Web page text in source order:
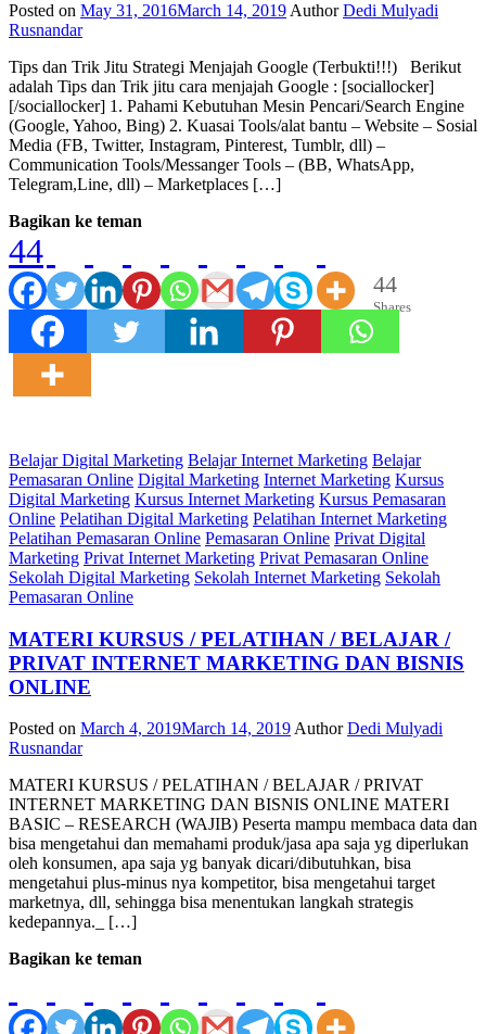
Posted on May 31, 2016March 14, 2019 Author Dedi Mulyadi
Rusnandar
Tips dan Trik Jitu Strategi Menjajah Google (Terbukti!!!) Berikut
adalah Tips dan Trik jitu cara menjajah Google : [sociallocker]
[/sociallocker] 1. Pahami Kebutuhan Mesin Pencari/Search Engine
(Google, Yahoo, Bing) 2. Kuasai Tools/alat bantu – Website – Sosial
Media (FB, Twitter, Instagram, Pinterest, Tumblr, dll) –
Communication Tools/Messanger Tools – (BB, WhatsApp,
Telegram,Line, dll) – Marketplaces […]
Bagikan ke teman
44
44
Shares
Belajar Digital Marketing Belajar Internet Marketing Belajar
Pemasaran Online Digital Marketing Internet Marketing Kursus
Digital Marketing Kursus Internet Marketing Kursus Pemasaran
Online Pelatihan Digital Marketing Pelatihan Internet Marketing
Pelatihan Pemasaran Online Pemasaran Online Privat Digital
Marketing Privat Internet Marketing Privat Pemasaran Online
Sekolah Digital Marketing Sekolah Internet Marketing Sekolah
Pemasaran Online
MATERI KURSUS / PELATIHAN / BELAJAR /
PRIVAT INTERNET MARKETING DAN BISNIS
ONLINE
Posted on March 4, 2019March 14, 2019Author Dedi Mulyadi
Rusnandar
MATERI KURSUS / PELATIHAN / BELAJAR / PRIVAT
INTERNET MARKETING DAN BISNIS ONLINE MATERI
BASIC – RESEARCH (WAJIB) Peserta mampu membaca data dan
bisa mengetahui dan memahami produk/jasa apa saja yg diperlukan
oleh konsumen, apa saja yg banyak dicari/dibutuhkan, bisa
mengetahui plus-minus nya kompetitor, bisa mengetahui target
marketnya, dll, sehingga bisa menentukan langkah strategis
kedepannya._ […]
Bagikan ke teman